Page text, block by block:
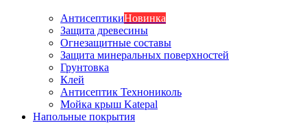
АнтисептикиНовинка
Защита древесины
Огнезащитные составы
Защита минеральных поверхностей
Грунтовка
Клей
Антисептик Технониколь
Мойка крыш Katepal
Напольные покрытия